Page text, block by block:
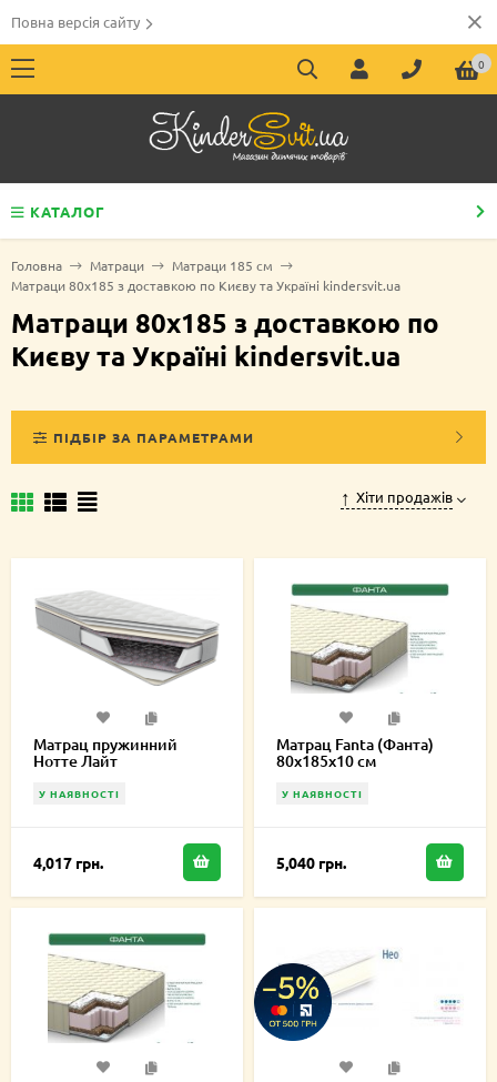
Повна версія сайту
0
КАТАЛОГ
Головна Матраци
Матраци 185 см
Матраци 80х185 з доставкою по Києву та Україні kindersvit.ua
Матраци 80х185 з доставкою по
Києву та Україні kindersvit.ua
ПІДБІР ЗА ПАРАМЕТРАМИ
Хіти продажів
Матрац пружинний
Нотте Лайт
80х185х16,5 см
У НАЯВНОСТІ
4,017 грн.
Матрац Fanta (Фанта)
80х185х10 см
У НАЯВНОСТІ
5,040 грн.